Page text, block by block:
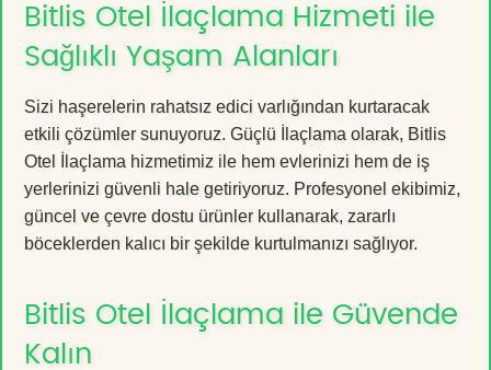
Bitlis Otel İlaçlama Hizmeti ile
Sağlıklı Yaşam Alanları
Sizi haşerelerin rahatsız edici varlığından kurtaracak
etkili çözümler sunuyoruz. Güçlü İlaçlama olarak, Bitlis
Otel İlaçlama hizmetimiz ile hem evlerinizi hem de iş
yerlerinizi güvenli hale getiriyoruz. Profesyonel ekibimiz,
güncel ve çevre dostu ürünler kullanarak, zararlı
böceklerden kalıcı bir şekilde kurtulmanızı sağlıyor.
Bitlis Otel İlaçlama ile Güvende
Kalın